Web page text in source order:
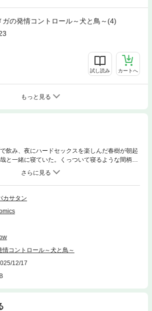
ガの発情コントロール～犬と鳥～(4)
試し読み カートへ
もっと見る
飲み、夜にハードセックスを楽しんだ春樹が朝起
と一緒に寝ていた。くっついて寝るような間柄で
?起き上がろうとするも腰が痛いし、昨夜の記憶
も思い出せない。そんな春樹に「俺と寝たんだ」
にも信じられないが、デタラメを言うようなやつ
を受け入れるしかない春樹だったが、その時を境
カサタン
情コントロール～犬と鳥～
12/17